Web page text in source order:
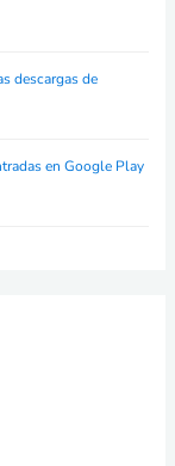
descargas de
en Google Play